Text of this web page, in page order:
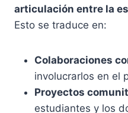
articulación entre la
Esto se traduce en:
Colaboraciones
involucrarlos en el
Proyectos
estudiantes y los